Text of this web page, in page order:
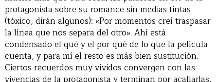
protagonista sobre su romance sin medias tintas
(tóxico, dirán algunos): «Por momentos creí traspasar
la línea que nos separa del otro». Ahí está
condensado el qué y el por qué de lo que la película
cuenta, y para mí el resto es más bien sustitución.
Ciertos recuerdos muy vívidos convergen con las